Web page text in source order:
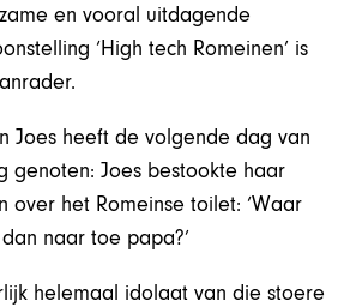
en vooral uitdagende
‘High tech Romeinen’ is
Joes heeft de volgende dag van
genoten: Joes bestookte haar
over het Romeinse toilet: ‘Waar
naar toe papa?’
helemaal idolaat van die stoere